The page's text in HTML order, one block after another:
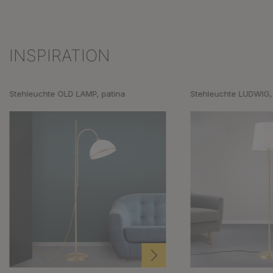
Produktgalerie überspringen
INSPIRATION
Stehleuchte OLD LAMP, patina Stehleuchte